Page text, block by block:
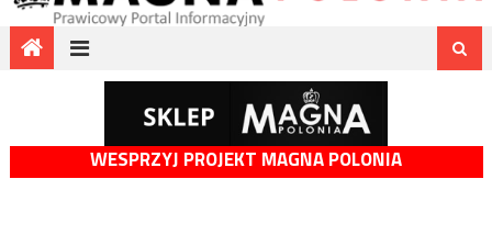
WESPRZYJ PROJEKT MAGNA POLONIA